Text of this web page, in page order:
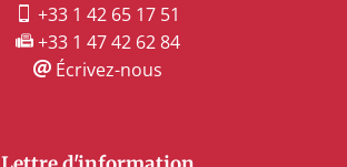
+33 1 42 65 17 51
+33 1 47 42 62 84
Écrivez-nous